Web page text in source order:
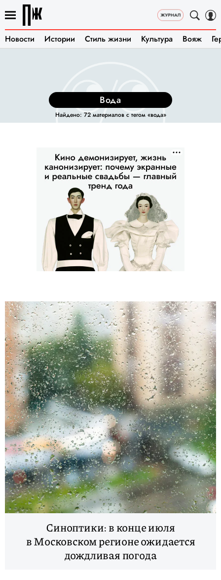
Новости Истории Стиль жизни Культура Вояж
вода
Найдено: 72 материалов с тегом «вода»
Синоптики: в конце июля
в Московском регионе ожидается
дождливая погода